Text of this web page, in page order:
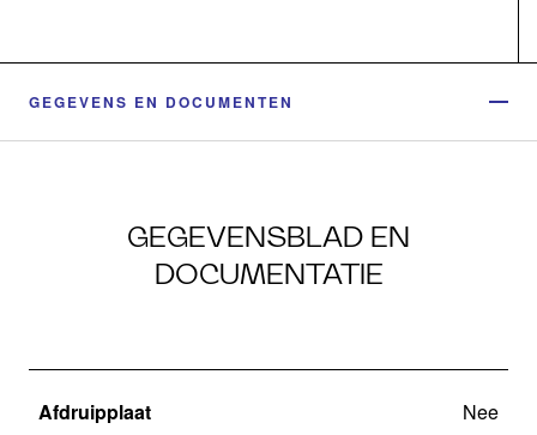
GEGEVENS EN DOCUMENTEN
GEGEVENSBLAD EN
DOCUMENTATIE
Afdruipplaat Nee